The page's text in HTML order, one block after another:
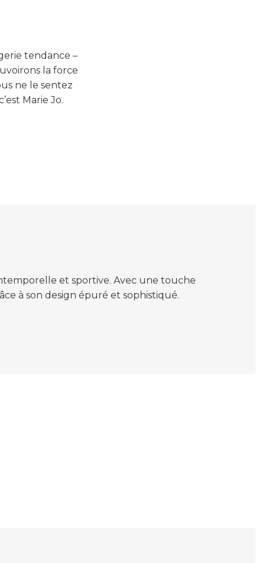
tendance –
la force
ne le sentez
Marie Jo.
et sportive. Avec une touche
à son design épuré et sophistiqué.